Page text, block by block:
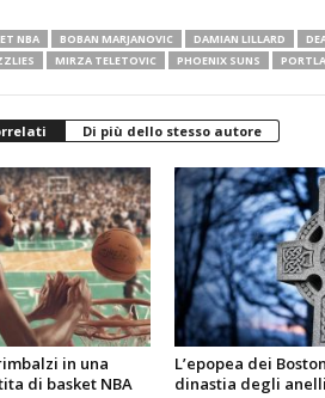
NBA BOBAN MARJANOVIC DAMIAN LILLARD
MIRZA TELETOVIC PHOENIX SUNS
Di più dello stesso autore
in una
di basket NBA
L’epopea dei
dinastia degli